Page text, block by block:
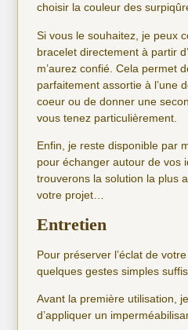
choisir la couleur des
Si vous le souhaitez, je peux
bracelet directement à partir
m’aurez confié. Cela permet
parfaitement assortie à l’une
coeur ou de donner une
vous tenez particulièrement.
Enfin, je reste disponible par
pour échanger autour de vos
trouverons la solution la plus
votre projet…
Entretien
Pour préserver l’éclat de
quelques gestes simples
Avant la première utilisation,
d’appliquer un